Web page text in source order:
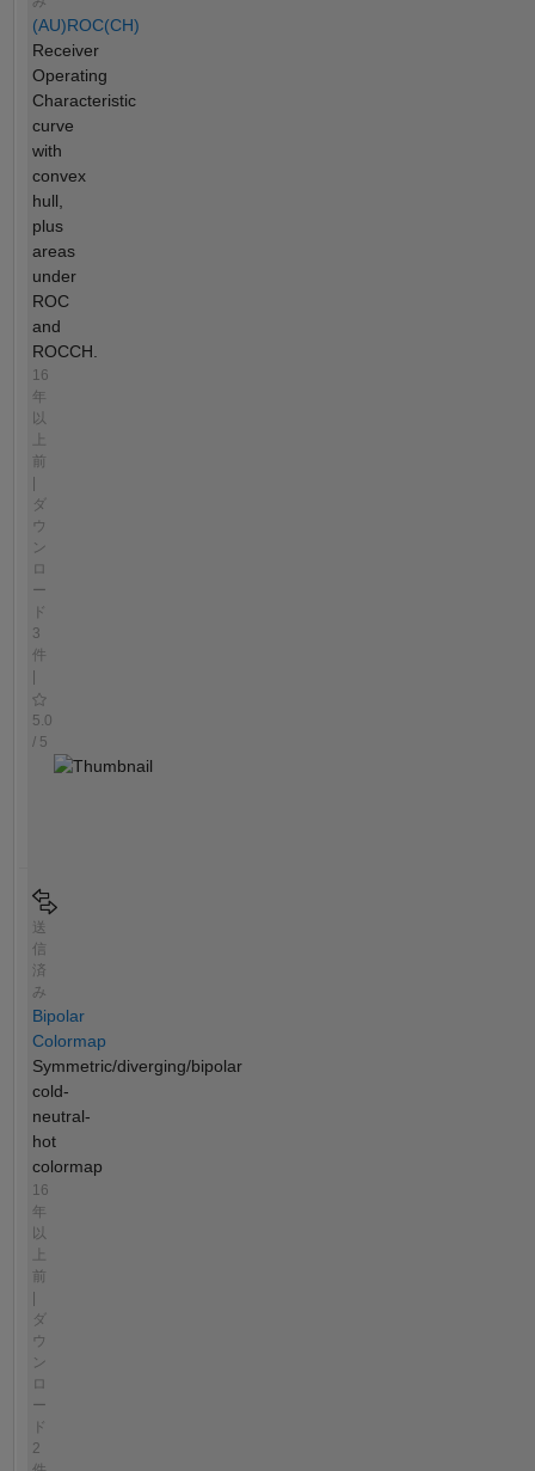
(AU)ROC(CH)
Receiver
Operating
Characteristic
curve
with
convex
hull,
plus
areas
under
ROC
and
ROCCH.
16
年
以
前
|
ダ
ウ
ン
ロ
ー
ド
3
件
|
5.0
/ 5
送
信
済
み
Bipolar
Colormap
Symmetric/diverging/bipolar
cold-
neutral-
hot
colormap
16
年
以
前
|
ダ
ウ
ン
ロ
ー
ド
2